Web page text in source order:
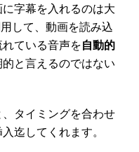
字幕を入れるのは大
して、動画を読み込
ている音声を自動的
と言えるのではない
タイミングを合わせ
迄してくれます。